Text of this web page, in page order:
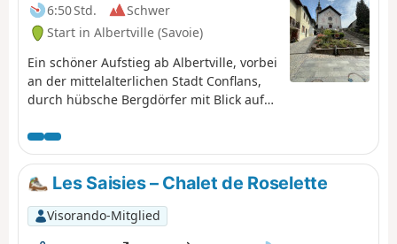
6:50 Std.
Schwer
Start in Albertville (Savoie)
Ein schöner Aufstieg ab Albertville, vorbei
an der mittelalterlichen Stadt Conflans,
durch hübsche Bergdörfer mit Blick auf
Refuge du Soplat des Bachs. Diese liegt
ideal in der Nähe des Tour du
Beaufortain und bietet einen schönen
Blick auf Albertville und den
Olympiapark. Wanderung von Mai bis
November: Lawinengefahr im Winter
Les Saisies – Chalet de Roselette
Visorando-Mitglied